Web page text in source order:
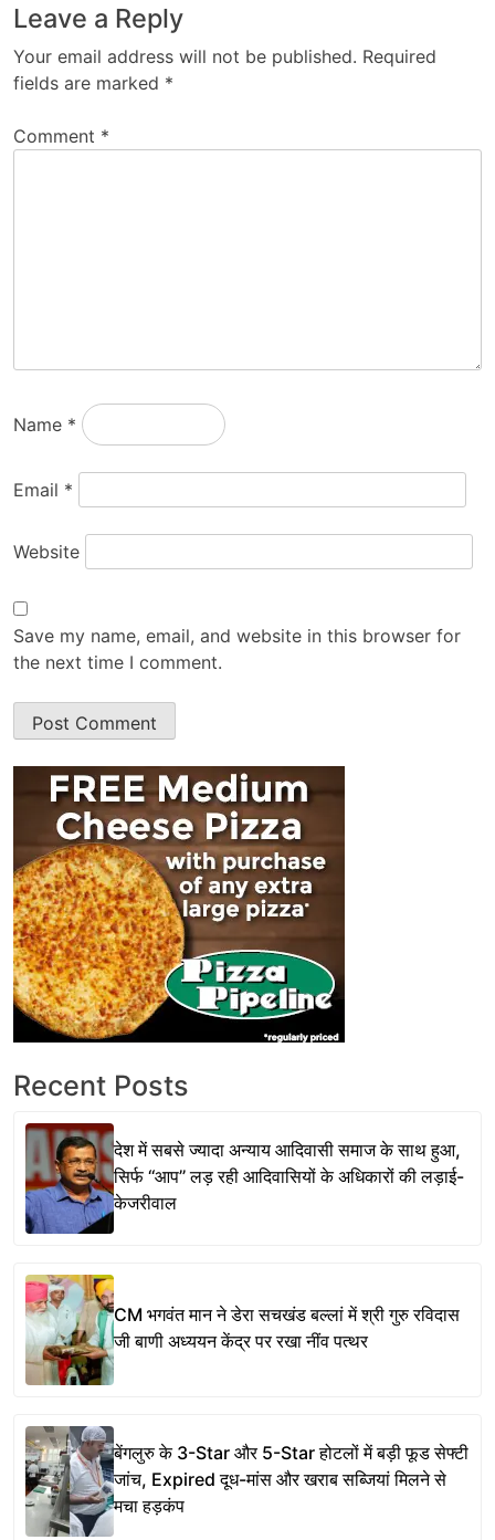
Leave a Reply
Your email address will not be published. Required
fields are marked *
Comment *
Name *
Email *
Website
Save my name, email, and website in this browser for
the next time I comment.
Recent Posts
देश में सबसे ज्यादा अन्याय आदिवासी समाज के साथ हुआ,
सिर्फ ‘‘आप’’ लड़ रही आदिवासियों के अधिकारों की लड़ाई-
केजरीवाल
CM भगवंत मान ने डेरा सचखंड बल्लां में श्री गुरु रविदास
जी बाणी अध्ययन केंद्र पर रखा नींव पत्थर
बेंगलुरु के 3-Star और 5-Star होटलों में बड़ी फूड सेफ्टी
जांच, Expired दूध-मांस और खराब सब्जियां मिलने से
मचा हड़कंप